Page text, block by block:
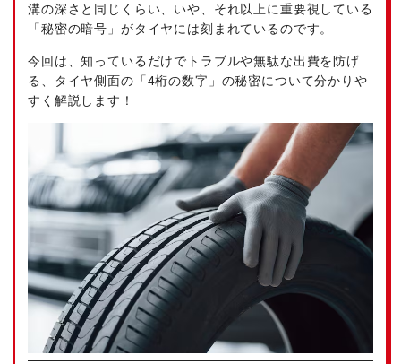
溝の深さと同じくらい、いや、それ以上に重要視している
「秘密の暗号」がタイヤには刻まれているのです。
今回は、知っているだけでトラブルや無駄な出費を防げ
る、タイヤ側面の「4桁の数字」の秘密について分かりや
すく解説します！